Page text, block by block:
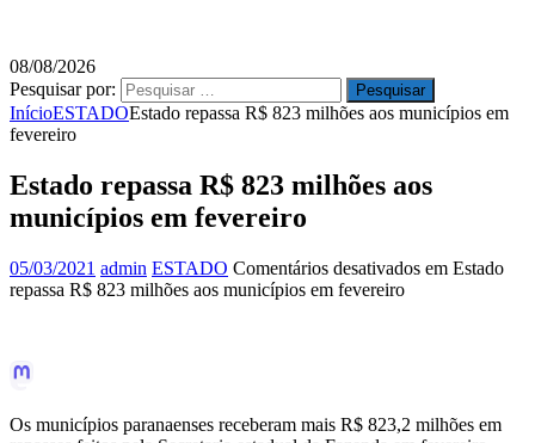
08/08/2026
Pesquisar por:
InícioESTADOEstado repassa R$ 823 milhões aos municípios em
fevereiro
Estado repassa R$ 823 milhões aos
municípios em fevereiro
05/03/2021 admin ESTADO Comentários desativados em Estado
repassa R$ 823 milhões aos municípios em fevereiro
Os municípios paranaenses receberam mais R$ 823,2 milhões em